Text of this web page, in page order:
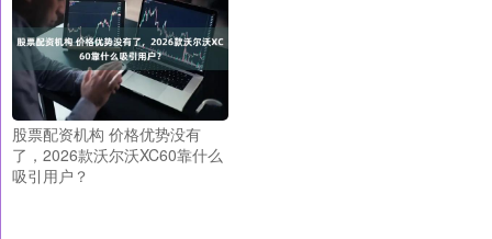
股票配资机构 价格优势没有
了，2026款沃尔沃XC60靠什么
吸引用户？